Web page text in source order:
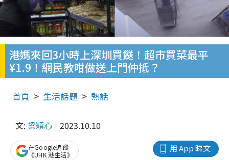
港媽來回3小時上深圳買餸！超市買菜最平
¥1.9！網民教咁做送上門仲抵？
首頁 生活話題 熱話
文: 梁穎心 2023.10.10
用 App 睇文
在Google追蹤
《UHK 港生活》